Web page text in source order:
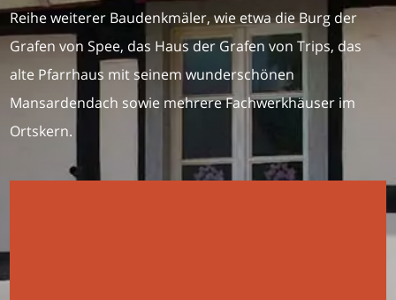
Reihe weiterer Baudenkmäler, wie etwa die Burg der
Grafen von Spee, das Haus der Grafen von Trips, das
alte Pfarrhaus mit seinem wunderschönen
Mansardendach sowie mehrere Fachwerkhäuser im
Ortskern.